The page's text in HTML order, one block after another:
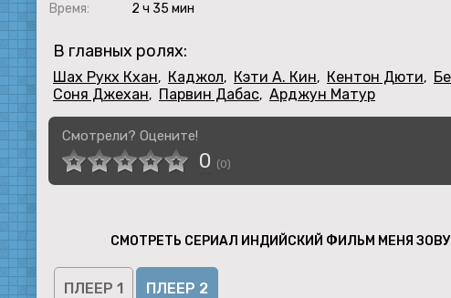
Время:
2 ч 35 мин
В главных ролях:
Шах Рукх Кхан, Каджол, Кэти А. Кин, Кентон Дюти,
Соня Джехан, Парвин Дабас, Арджун Матур
Смотрели? Оцените!
0 (0)
СМОТРЕТЬ СЕРИАЛ ИНДИЙСКИЙ ФИЛЬМ МЕНЯ
ПЛЕЕР 1 ПЛЕЕР 2